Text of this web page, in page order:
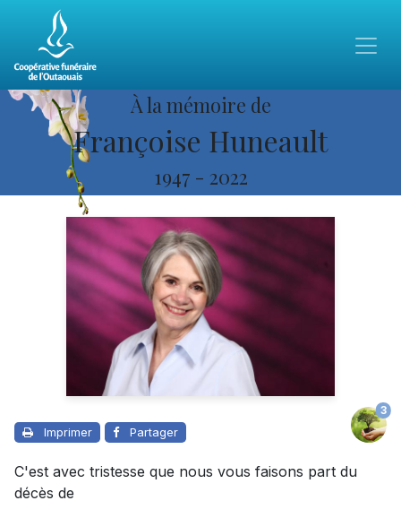
À la mémoire de
Françoise Huneault
1947 - 2022
Imprimer Partager
3
C'est avec tristesse que nous vous faisons part du
décès de